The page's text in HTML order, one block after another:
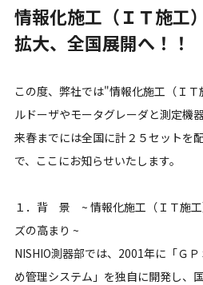
北海道 東北
中部 関西
九州・沖縄（外部）
情報化施工（ＩＴ施工
拡大、全国展開へ！！
この度、弊社では"情報化施工（Ｉ
ルドーザやモータグレーダと測定機
来春までには全国に計２５セットを
で、ここにお知らせいたします。
１．背 景 ~ 情報化施工（ＩＴ施工
ズの高まり ~
NISHIO測器部では、2001年に「Ｇ
め管理システム」を独自に開発し、